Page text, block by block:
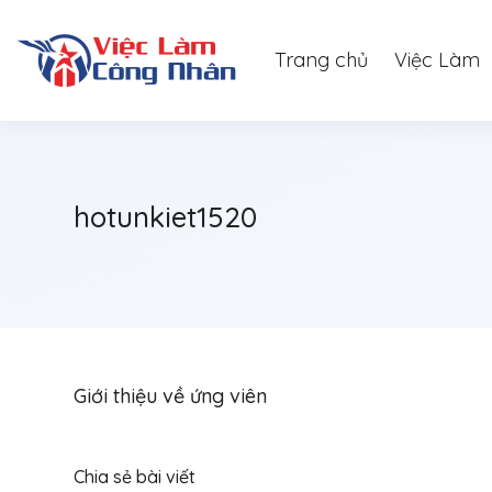
Trang chủ Việc Làm
hotunkiet1520
Giới thiệu về ứng viên
Chia sẻ bài viết